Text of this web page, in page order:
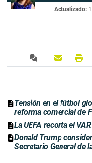
Actualizado:
Tensión en el fútbol
reforma comercial de
La UEFA recorta el
Donald Trump
Secretario General de